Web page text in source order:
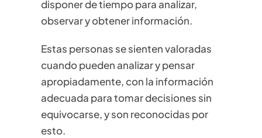
disponer de tiempo para analizar,
observar y obtener información.
Estas personas se sienten valoradas
cuando pueden analizar y pensar
apropiadamente, con la información
adecuada para tomar decisiones sin
equivocarse, y son reconocidas por
esto.